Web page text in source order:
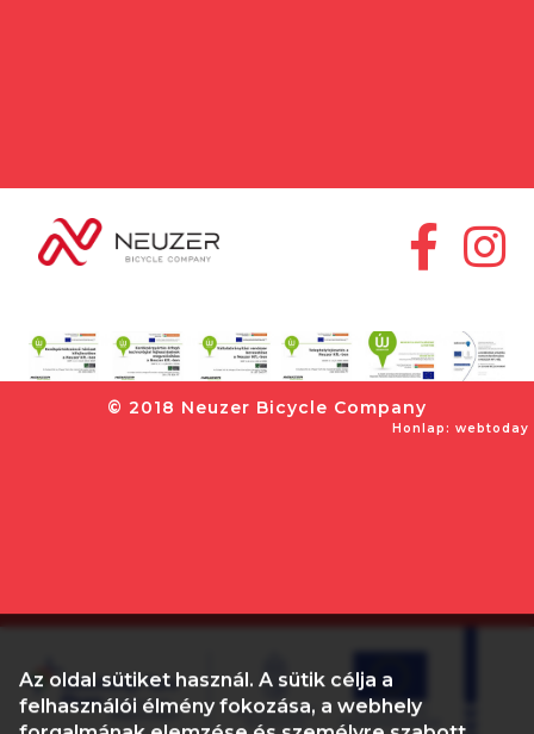
© 2018 Neuzer Bicycle Company
Honlap: webtoday
Az oldal sütiket használ. A sütik célja a
felhasználói élmény fokozása, a webhely
forgalmának elemzése és személyre szabott